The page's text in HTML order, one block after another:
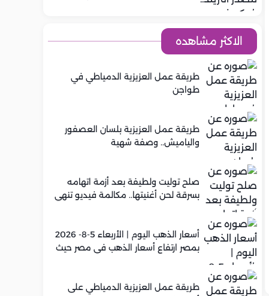
الاكثر مشاهده
طريقة عمل العزيزية الدمياطي في
طواجن
طريقة عمل العزيزية بلسان العصفور
والياميش.. وصفة شهية
صلح توليت ولطيفة بعد أزمة اتهامه
بسرقة لحن أغنيتها.. مكالمة فيديو تنهي
أسعار الذهب اليوم | الأربعاء 5-8- 2026
بمصر ارتفاع أسعار الذهب في مصر حيث
طريقة عمل العزيزية الدمياطي على